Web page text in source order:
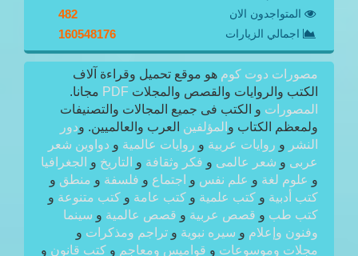
المتواجدون الان 482
اجمالي الزيارات 160548176
مصورات دوت كوم هو موقع تحميل وقراءة آلاف
الكتب والروايات والقصص والمجلات PDF مجانا.
المصورات و الكتب فى جميع المجالات والتصنيفات
ولمعظم الكتاب و المؤلفين العرب والعالميين. ودور
النشر و روايات عربية و روايات عالمية و دواوين شعر
عربى و شعر عالمى و فكر وثقافة و التاريخ و الجغرافيا
و علوم لغة و علم نفس و اجتماع و فلسفة و منطق و
كتب أدبية و كتب علمية و كتب عامة و كتب متنوعة و
كتب طب و قصص عربية و قصص عالمية و سينما
وفنون وإعلام و سيره نبوية و تراجم ومذكرات و
مجلات وموسوعات و قواميس ومعاجم و كتب قانون و